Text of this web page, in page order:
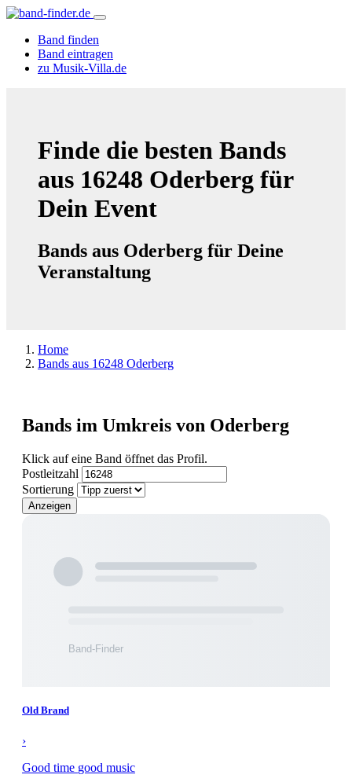
Band finden
Band eintragen
zu Musik-Villa.de
Finde die besten Bands
aus 16248 Oderberg für
Dein Event
Bands aus Oderberg für Deine
Veranstaltung
Home
Bands aus 16248 Oderberg
Bands im Umkreis von Oderberg
Klick auf eine Band öffnet das Profil.
Postleitzahl
Sortierung
Anzeigen
Old Brand
›
Good time good music